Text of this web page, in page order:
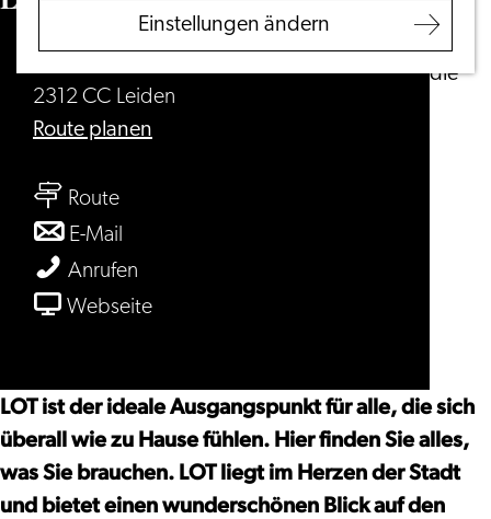
Einstellungen ändern
Entdecken Sie die
2312 CC Leiden
Route planen
Routebis
LOT
Hotel
Leiden
E-Mail
LOT
Hotel
Anrufen
Hotel
Webseiteab
Leiden
LOT ist der ideale Ausgangspunkt für alle, die sich
überall wie zu Hause fühlen. Hier finden Sie alles,
was Sie brauchen. LOT liegt im Herzen der Stadt
und bietet einen wunderschönen Blick auf den